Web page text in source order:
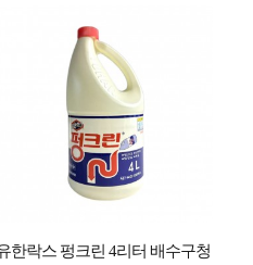
한락스 펑크린 4리터 배수구청